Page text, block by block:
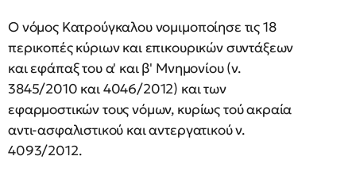
Ο νόμος Κατρούγκαλου νομιμοποίησε τις 18
περικοπές κύριων και επικουρικών συντάξεων
και εφάπαξ του α' και β' Μνημονίου (ν.
3845/2010 και 4046/2012) και των
εφαρμοστικών τους νόμων, κυρίως τού ακραία
αντι-ασφαλιστικού και αντεργατικού ν.
4093/2012.